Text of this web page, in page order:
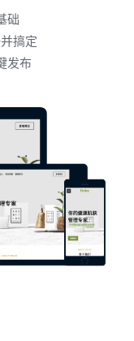
础
搞定
发布